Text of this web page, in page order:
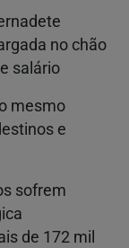
no chão
salário
mesmo
e
sofrem
de 172 mil